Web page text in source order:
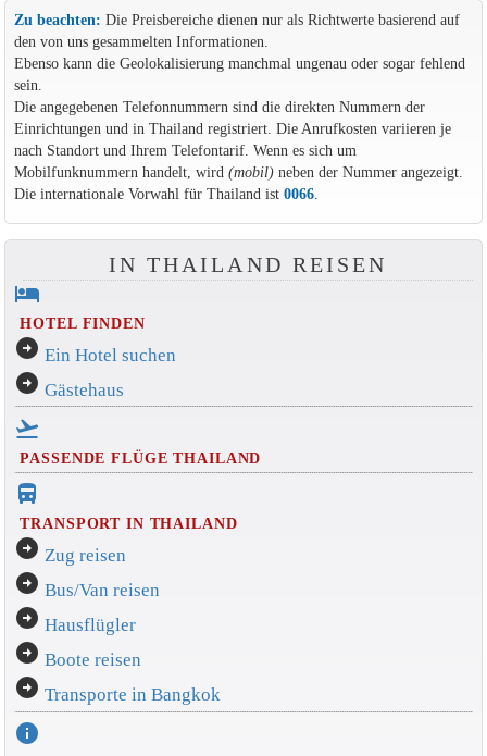
Zu beachten: Die Preisbereiche dienen nur als Richtwerte basierend auf
den von uns gesammelten Informationen.
Ebenso kann die Geolokalisierung manchmal ungenau oder sogar fehlend
sein.
Die angegebenen Telefonnummern sind die direkten Nummern der
Einrichtungen und in Thailand registriert. Die Anrufkosten variieren je
nach Standort und Ihrem Telefontarif. Wenn es sich um
Mobilfunknummern handelt, wird (mobil)neben der Nummer angezeigt.
Die internationale Vorwahl für Thailand ist 0066.
IN THAILAND REISEN
hotel
HOTEL FINDEN
arrow_circle_right Ein Hotel suchen
arrow_circle_right Gästehaus
flight_takeoff
PASSENDE FLÜGE THAILAND
directions_bus_filled
TRANSPORT IN THAILAND
arrow_circle_right Zug reisen
arrow_circle_right Bus/Van reisen
arrow_circle_right Hausflügler
arrow_circle_right Boote reisen
arrow_circle_right Transporte in Bangkok
info